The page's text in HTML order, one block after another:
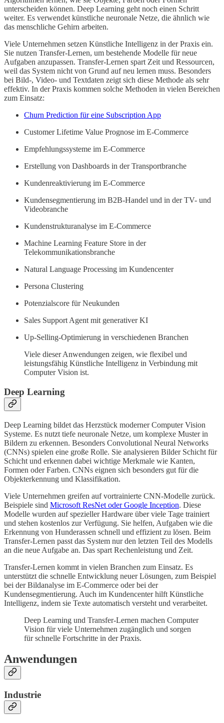
unterscheiden können. Deep Learning geht noch einen Schritt
weiter. Es verwendet künstliche neuronale Netze, die ähnlich wie
das menschliche Gehirn arbeiten.
Viele Unternehmen setzen Künstliche Intelligenz in der Praxis ein.
Sie nutzen Transfer-Lernen, um bestehende Modelle für neue
Aufgaben anzupassen. Transfer-Lernen spart Zeit und Ressourcen,
weil das System nicht von Grund auf neu lernen muss. Besonders
bei Bild-, Video- und Textdaten zeigt sich diese Methode als sehr
effektiv. In der Praxis kommen solche Methoden in vielen Bereichen
zum Einsatz:
Churn Prediction für eine Subscription App
Customer Lifetime Value Prognose im E-Commerce
Empfehlungssysteme im E-Commerce
Erstellung von Dashboards in der Transportbranche
Kundenreaktivierung im E-Commerce
Kundensegmentierung im B2B-Handel und in der TV- und
Videobranche
Kundenstrukturanalyse im E-Commerce
Machine Learning Feature Store in der
Telekommunikationsbranche
Natural Language Processing im Kundencenter
Persona Clustering
Potenzialscore für Neukunden
Sales Support Agent mit generativer KI
Up-Selling-Optimierung in verschiedenen Branchen
Viele dieser Anwendungen zeigen, wie flexibel und
leistungsfähig Künstliche Intelligenz in Verbindung mit
Computer Vision ist.
Deep Learning
Deep Learning bildet das Herzstück moderner Computer Vision
Systeme. Es nutzt tiefe neuronale Netze, um komplexe Muster in
Bildern zu erkennen. Besonders Convolutional Neural Networks
(CNNs) spielen eine große Rolle. Sie analysieren Bilder Schicht für
Schicht und erkennen dabei wichtige Merkmale wie Kanten,
Formen oder Farben. CNNs eignen sich besonders gut für die
Objekterkennung und Klassifikation.
Viele Unternehmen greifen auf vortrainierte CNN-Modelle zurück.
Beispiele sind Microsoft ResNet oder Google Inception. Diese
Modelle wurden auf spezieller Hardware über viele Tage trainiert
und stehen kostenlos zur Verfügung. Sie helfen, Aufgaben wie die
Erkennung von Hunderassen schnell und effizient zu lösen. Beim
Transfer-Lernen passt das System nur den letzten Teil des Modells
an die neue Aufgabe an. Das spart Rechenleistung und Zeit.
Transfer-Lernen kommt in vielen Branchen zum Einsatz. Es
unterstützt die schnelle Entwicklung neuer Lösungen, zum Beispiel
bei der Bildanalyse im E-Commerce oder bei der
Kundensegmentierung. Auch im Kundencenter hilft Künstliche
Intelligenz, indem sie Texte automatisch versteht und verarbeitet.
Deep Learning und Transfer-Lernen machen Computer
Vision für viele Unternehmen zugänglich und sorgen
für schnelle Fortschritte in der Praxis.
Anwendungen
Industrie